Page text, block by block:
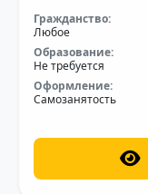
Гражданство:
Любое
Образование:
Не требуется
Оформление:
Самозанятость